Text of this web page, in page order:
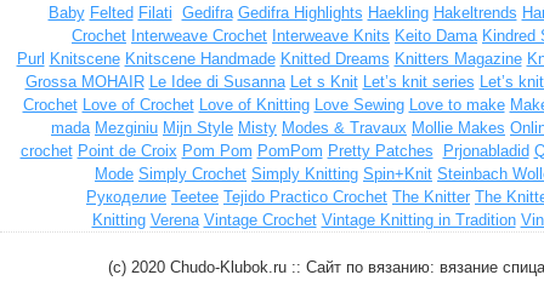
Baby Felted Filati Gedifra Gedifra Highlights Haekling Hakeltrends
Crochet Interweave Crochet Interweave Knits Keito Dama Kindred
Purl Knitscene Knitscene Handmade Knitted Dreams Knitters Magazine
Grossa MOHAIR Le Idee di Susanna Let s Knit Let’s knit series Let’s
Crochet Love of Crochet Love of Knitting Love Sewing Love to make
mada Mezginiu Mijn Style Misty Modes & Travaux Mollie Makes
crochet Point de Croix Pom Pom PomPom Pretty Patches Prjonabladid
Mode Simply Crochet Simply Knitting Spin+Knit Steinbach
Рукоделие Teetee Tejido Practico Crochet The Knitter The
Knitting Verena Vintage Crochet Vintage Knitting in Tradition
(c) 2020 Chudo-Klubok.ru :: Сайт по вязанию: вязание